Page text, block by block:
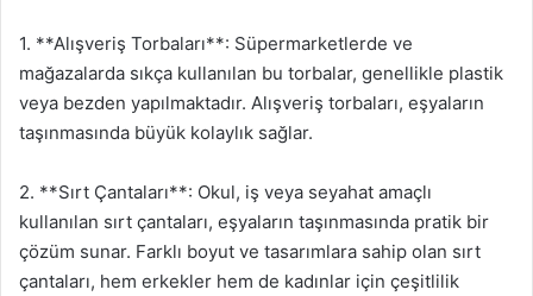
1. **Alışveriş Torbaları**: Süpermarketlerde ve
mağazalarda sıkça kullanılan bu torbalar, genellikle plastik
veya bezden yapılmaktadır. Alışveriş torbaları, eşyaların
taşınmasında büyük kolaylık sağlar.
2. **Sırt Çantaları**: Okul, iş veya seyahat amaçlı
kullanılan sırt çantaları, eşyaların taşınmasında pratik bir
çözüm sunar. Farklı boyut ve tasarımlara sahip olan sırt
çantaları, hem erkekler hem de kadınlar için çeşitlilik